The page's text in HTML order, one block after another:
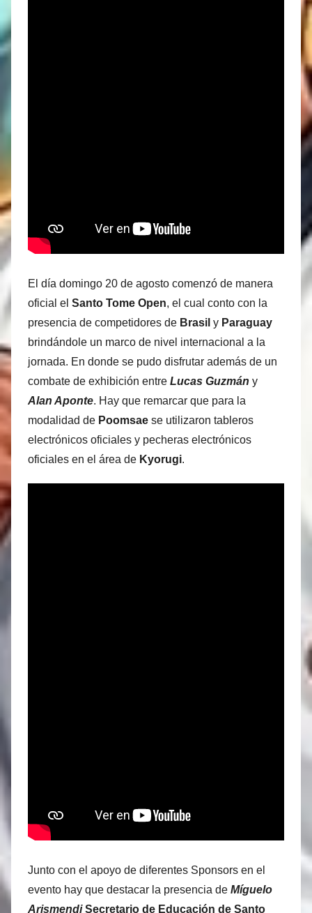
El día domingo 20 de agosto comenzó de manera
oficial el Santo Tome Open, el cual conto con la
presencia de competidores de Brasil y Paraguay
brindándole un marco de nivel internacional a la
jornada. En donde se pudo disfrutar además de un
combate de exhibición entre Lucas Guzmán y
Alan Aponte. Hay que remarcar que para la
modalidad de Poomsae se utilizaron tableros
electrónicos oficiales y pecheras electrónicos
oficiales en el área de Kyorugi.
Junto con el apoyo de diferentes Sponsors en el
evento hay que destacar la presencia de Míguelo
Arismendi Secretario de Educación de Santo